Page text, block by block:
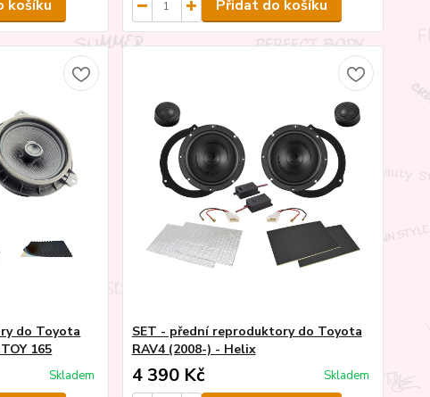
košíku Přidat do košíku
do Toyota
165
Skladem
SET - přední reproduktory do Toyota
RAV4 (2008-) - Helix
4 390 Kč Skladem